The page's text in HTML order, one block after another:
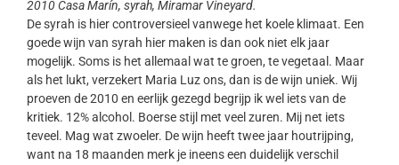
2010 Casa Marín, syrah, Miramar Vineyard.
De syrah is hier controversieel vanwege het koele klimaat. Een
goede wijn van syrah hier maken is dan ook niet elk jaar
mogelijk. Soms is het allemaal wat te groen, te vegetaal. Maar
als het lukt, verzekert Maria Luz ons, dan is de wijn uniek. Wij
proeven de 2010 en eerlijk gezegd begrijp ik wel iets van de
kritiek. 12% alcohol. Boerse stijl met veel zuren. Mij net iets
teveel. Mag wat zwoeler. De wijn heeft twee jaar houtrijping,
want na 18 maanden merk je ineens een duidelijk verschil